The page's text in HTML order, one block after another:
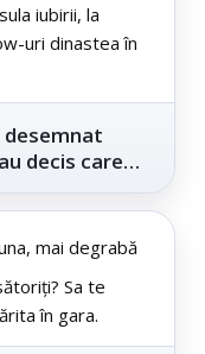
iubirii, la
uri dinastea în
desemnat
decis care
mai degrabă
Sa te
în gara.